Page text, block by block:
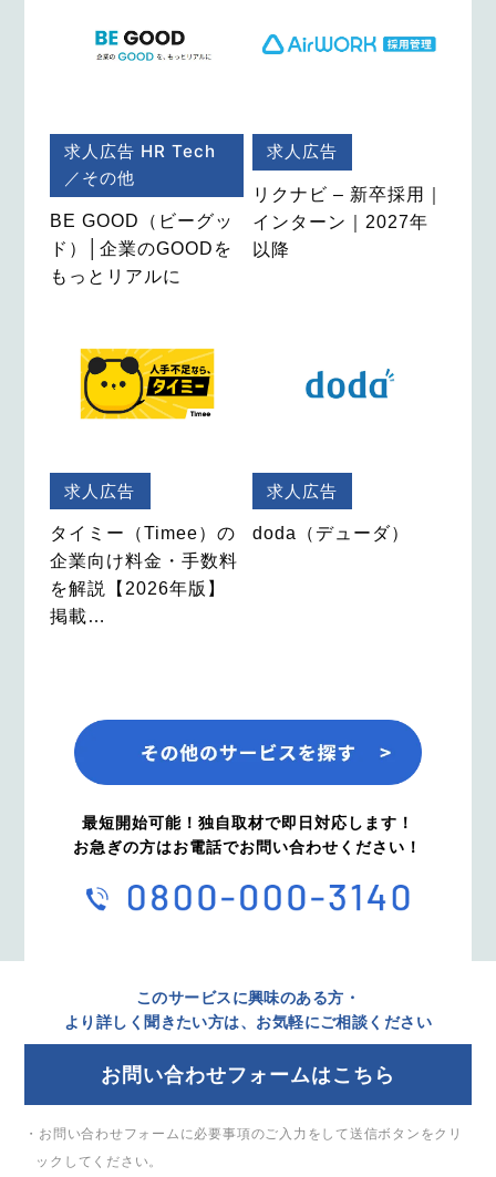
求人広告 HR Tech
／その他
BE GOOD（ビーグッ
ド）│企業のGOODを
もっとリアルに
求人広告
リクナビ – 新卒採用｜
インターン｜2027年
以降
求人広告
タイミー（Timee）の
企業向け料金・手数料
を解説【2026年版】
掲載…
求人広告
doda（デューダ）
最短開始可能！独自取材で即日対応します！
お急ぎの方はお電話でお問い合わせください！
このサービスに興味のある方・
より詳しく聞きたい方は、お気軽にご相談ください
お問い合わせフォームはこちら
・お問い合わせフォームに必要事項のご入力をして送信ボタンをクリ
ックしてください。